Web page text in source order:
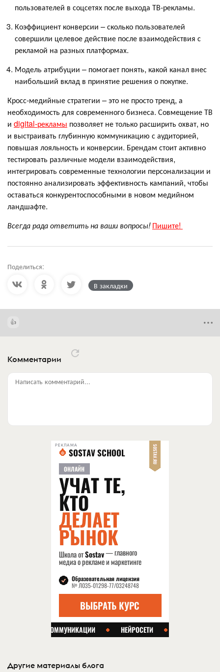
пользователей в соцсетях после выхода ТВ-рекламы.
Коэффициент конверсии – сколько пользователей
совершили целевое действие после взаимодействия с
рекламой на разных платформах.
Модель атрибуции – помогает понять, какой канал внес
наибольший вклад в принятие решения о покупке.
Кросс-медийные стратегии – это не просто тренд, а
необходимость для современного бизнеса. Совмещение ТВ
и digital-рекламы позволяет не только расширить охват, но
и выстраивать глубинную коммуникацию с аудиторией,
повышая лояльность и конверсии. Брендам стоит активно
тестировать различные модели взаимодействия,
интегрировать современные технологии персонализации и
постоянно анализировать эффективность кампаний, чтобы
оставаться конкурентоспособными в новом медийном
ландшафте.
Всегда рада ответить на ваши вопросы!Пишите!
Поделиться:
В закладки
Комментарии
Написать комментарий...
РЕКЛАМА
Другие материалы блога